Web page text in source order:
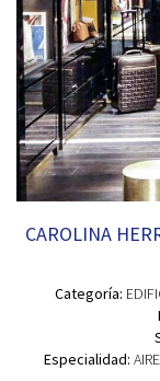
CAROLINA
Categoría:
Especialidad: